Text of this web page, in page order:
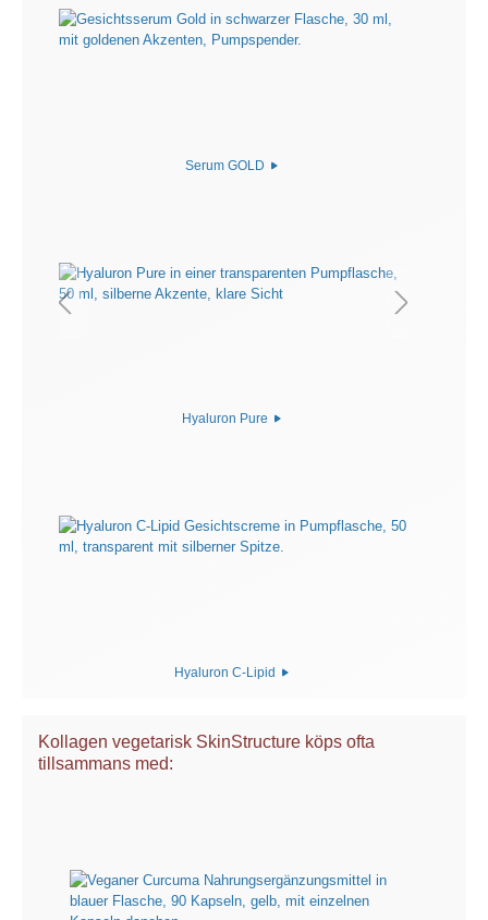
Serum GOLD
Hyaluron Pure
Hyaluron C-Lipid
Kollagen vegetarisk SkinStructure köps ofta
tillsammans med: